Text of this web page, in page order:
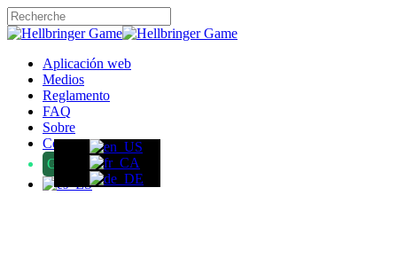
Skip
to
content
Close
Menu
Aplicación web
Medios
Reglamento
FAQ
Sobre
Contacto
GameFound